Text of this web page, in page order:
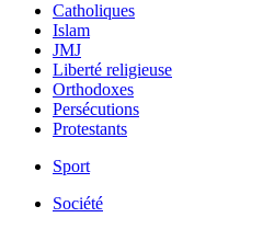
Catholiques
Islam
JMJ
Liberté religieuse
Orthodoxes
Persécutions
Protestants
Sport
Société